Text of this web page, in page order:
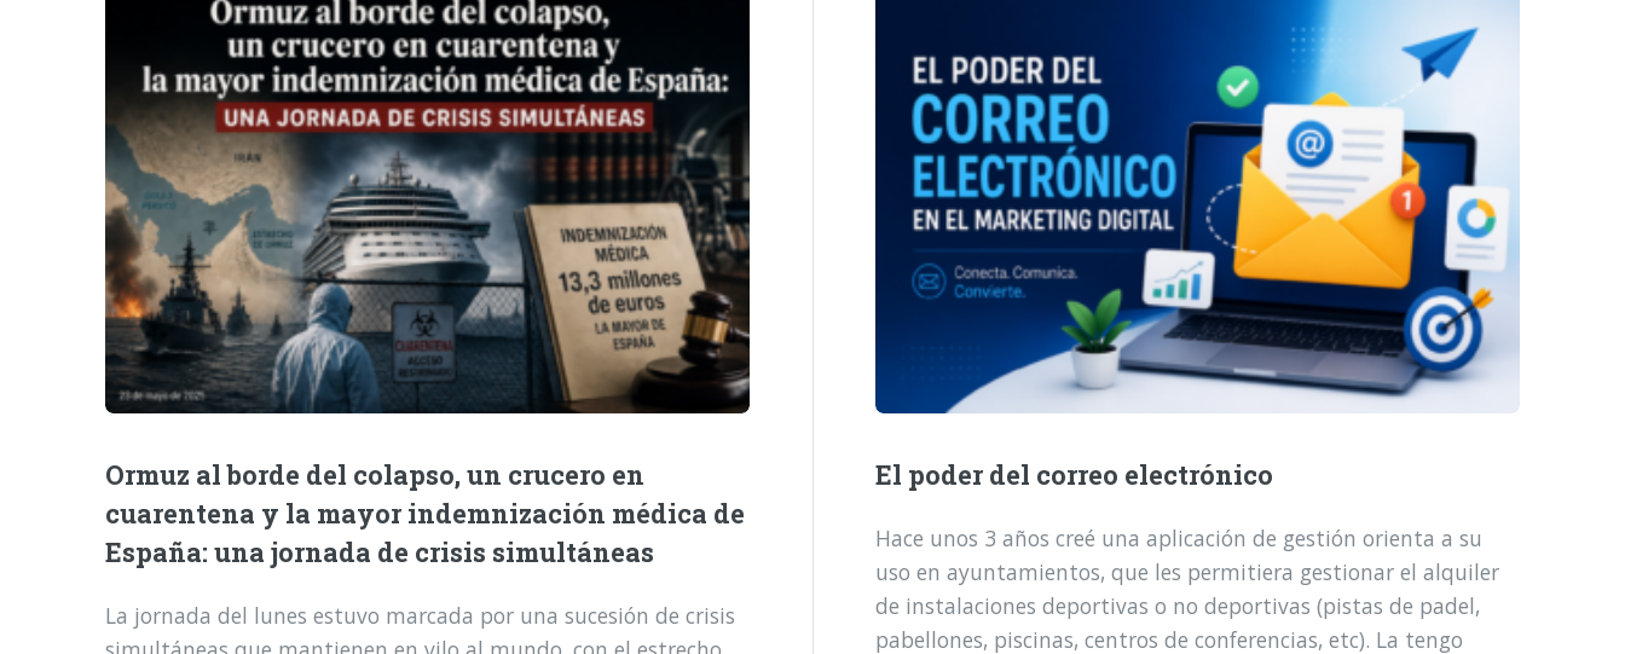
Ormuz al borde del colapso, un crucero en
cuarentena y la mayor indemnización médica de
España: una jornada de crisis simultáneas
La jornada del lunes estuvo marcada por una sucesión de crisis
El poder del correo electrónico
Hace unos 3 años creé una aplicación de gestión orienta a su
uso en ayuntamientos, que les permitiera gestionar el alquiler
de instalaciones deportivas o no deportivas (pistas de padel,
pabellones, piscinas, centros de conferencias, etc). La tengo